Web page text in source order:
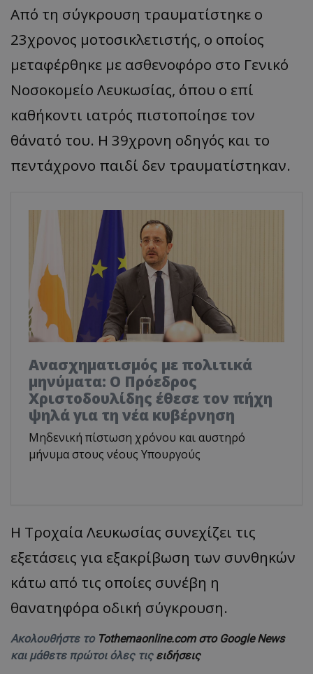
Από τη σύγκρουση τραυματίστηκε ο
23χρονος μοτοσικλετιστής, ο οποίος
μεταφέρθηκε με ασθενοφόρο στο Γενικό
Νοσοκομείο Λευκωσίας, όπου ο επί
καθήκοντι ιατρός πιστοποίησε τον
θάνατό του. Η 39χρονη οδηγός και το
πεντάχρονο παιδί δεν τραυματίστηκαν.
Ανασχηματισμός με πολιτικά
μηνύματα: Ο Πρόεδρος
Χριστοδουλίδης έθεσε τον πήχη
ψηλά για τη νέα κυβέρνηση
Μηδενική πίστωση χρόνου και αυστηρό
μήνυμα στους νέους Υπουργούς
Η Τροχαία Λευκωσίας συνεχίζει τις
εξετάσεις για εξακρίβωση των συνθηκών
κάτω από τις οποίες συνέβη η
θανατηφόρα οδική σύγκρουση.
Ακολουθήστε το Tothemaonline.com στο Google News
και μάθετε πρώτοι όλες τις ειδήσεις